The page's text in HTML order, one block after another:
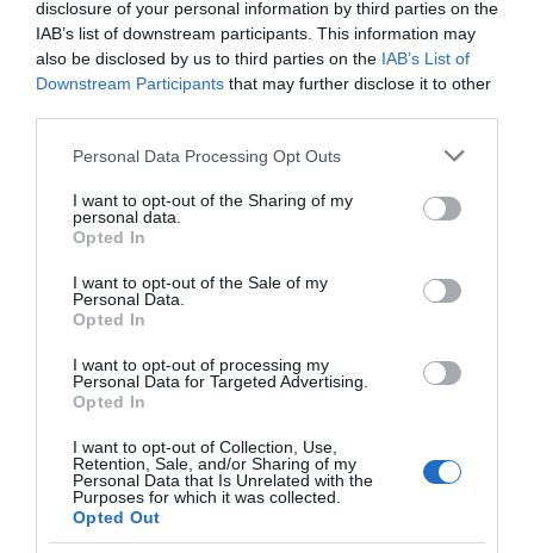
disclosure of your personal information by third parties on the
IAB’s list of downstream participants. This information may
also be disclosed by us to third parties on the IAB’s List of
Downstream Participants that may further disclose it to other
Please note that this website/app uses one or more Google
not limited to your visit or usage behaviour. You may click to
grant or deny consent to Google and its third-party tags to
use your data for below specified purposes in below Google
consent section.
Personal Data Processing Opt Outs
I want to opt-out of the Sharing of my
personal data.
Opted In
I want to opt-out of the Sale of my
Personal Data.
Opted In
I want to opt-out of processing my
Personal Data for Targeted Advertising.
Opted In
I want to opt-out of Collection, Use,
Retention, Sale, and/or Sharing of my
Personal Data that Is Unrelated with the
Purposes for which it was collected.
Opted Out
immunrendszert.
6. Támogatja a fogyást
alga fokozza az anyagcserét, ami viszont segíti a fogyást.
Az alga csökkenti az étvágyat is, ami egyben megelőzi a
szintén anyagcsere-fokozó hatásúak.
Hogyan kell szedni a „spirulina alga”
A spirulinát a betakarítás után szárítják és alakítják át por
formájában. A termékek kaphatók bioboltokban,
gyógyszertárakban vagy online. A zöld port gyakran
adják más élelmiszerekhez, sőt, szépségápolási
termékekhez is.
Tippünk: Spirulina termékek vásárlásakor ügyeljünk
arra, hogy biominőséget vásároljunk. A tisztátalan
vizekből származó algák többet árthatnak, mint